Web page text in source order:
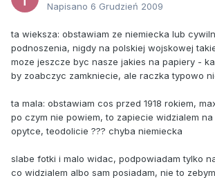
Napisano 6 Grudzień 2009
ta wieksza: obstawiam ze niemiecka lub
podnoszenia, nigdy na polskiej wojskowej
moze jeszcze byc nasze jakies na papiery -
by zoabczyc zamkniecie, ale raczka typowo
ta mala: obstawiam cos przed 1918 rokiem,
po czym nie powiem, to zapiecie widzialem
opytce, teodolicie ??? chyba niemiecka
slabe fotki i malo widac, podpowiadam tylko
co widzialem albo sam posiadam, nie to